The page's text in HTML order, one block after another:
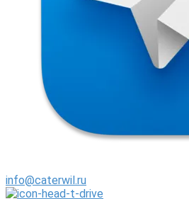
info@caterwil.ru